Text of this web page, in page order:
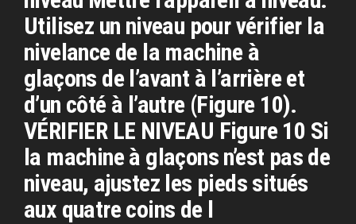
Utilisez un niveau pour vérifier la
nivelance de la machine à
glaçons de l’avant à l’arrière et
d’un côté à l’autre (Figure 10).
VÉRIFIER LE NIVEAU Figure 10 Si
la machine à glaçons n’est pas de
niveau, ajustez les pieds situés
aux quatre coins de l